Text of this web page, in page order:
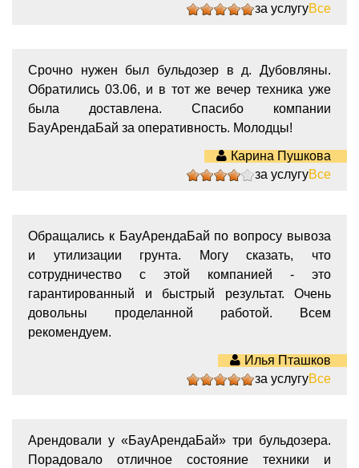
5
за услугуВсе
Срочно нужен был бульдозер в д. Дубовляны.
Обратились 03.06, и в тот же вечер техника уже
была доставлена. Спасибо компании
БауАрендаБай за оперативность. Молодцы!
Карина Пушкова
4
за услугуВсе
Обращались к БауАрендаБай по вопросу вывоза
и утилизации грунта. Могу сказать, что
сотрудничество с этой компанией - это
гарантированный и быстрый результат. Очень
довольны проделанной работой. Всем
рекомендуем.
Илья Пташков
5
за услугуВсе
Арендовали у «БауАрендаБай» три бульдозера.
Порадовало отличное состояние техники и